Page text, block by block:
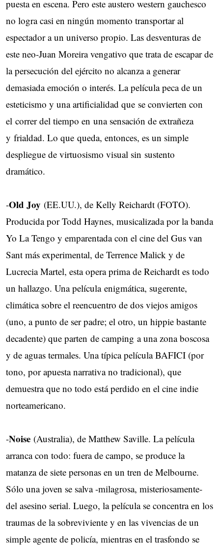
puesta en escena. Pero este austero western gauchesco
no logra casi en ningún momento transportar al
espectador a un universo propio. Las desventuras de
este neo-Juan Moreira vengativo que trata de escapar de
la persecución del ejército no alcanza a generar
demasiada emoción o interés. La película peca de un
esteticismo y una artificialidad que se convierten con
el correr del tiempo en una sensación de extrañeza
y frialdad. Lo que queda, entonces, es un simple
despliegue de virtuosismo visual sin sustento
dramático.
-Old Joy (EE.UU.), de Kelly Reichardt (FOTO).
Producida por Todd Haynes, musicalizada por la banda
Yo La Tengo y emparentada con el cine del Gus van
Sant más experimental, de Terrence Malick y de
Lucrecia Martel, esta opera prima de Reichardt es todo
un hallazgo. Una película enigmática, sugerente,
climática sobre el reencuentro de dos viejos amigos
(uno, a punto de ser padre; el otro, un hippie bastante
decadente) que parten de camping a una zona boscosa
y de aguas termales. Una típica película BAFICI (por
tono, por apuesta narrativa no tradicional), que
demuestra que no todo está perdido en el cine indie
norteamericano.
-Noise (Australia), de Matthew Saville. La película
arranca con todo: fuera de campo, se produce la
matanza de siete personas en un tren de Melbourne.
Sólo una joven se salva -milagrosa, misteriosamente-
del asesino serial. Luego, la película se concentra en los
traumas de la sobreviviente y en las vivencias de un
simple agente de policía, mientras en el trasfondo se